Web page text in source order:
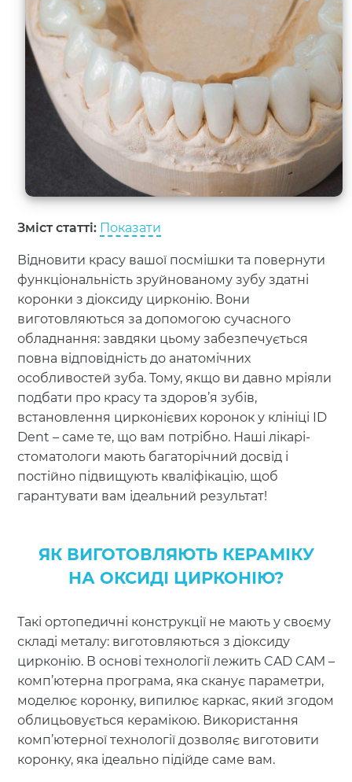
Зміст статті: Показати
Відновити красу вашої посмішки та повернути
функціональність зруйнованому зубу здатні
коронки з діоксиду цирконію. Вони
виготовляються за допомогою сучасного
обладнання: завдяки цьому забезпечується
повна відповідність до анатомічних
особливостей зуба. Тому, якщо ви давно мріяли
подбати про красу та здоров’я зубів,
встановлення цирконієвих коронок у клініці ID
Dent – ​​саме те, що вам потрібно. Наші лікарі-
стоматологи мають багаторічний досвід і
постійно підвищують кваліфікацію, щоб
гарантувати вам ідеальний результат!
ЯК ВИГОТОВЛЯЮТЬ КЕРАМІКУ
НА ОКСИДІ ЦИРКОНІЮ?
Такі ортопедичні конструкції не мають у своєму
складі металу: виготовляються з діоксиду
цирконію. В основі технології лежить CAD CAM –
комп’ютерна програма, яка сканує параметри,
моделює коронку, випилює каркас, який згодом
облицьовується керамікою. Використання
комп’ютерної технології дозволяє виготовити
коронку, яка ідеально підійде саме вам.